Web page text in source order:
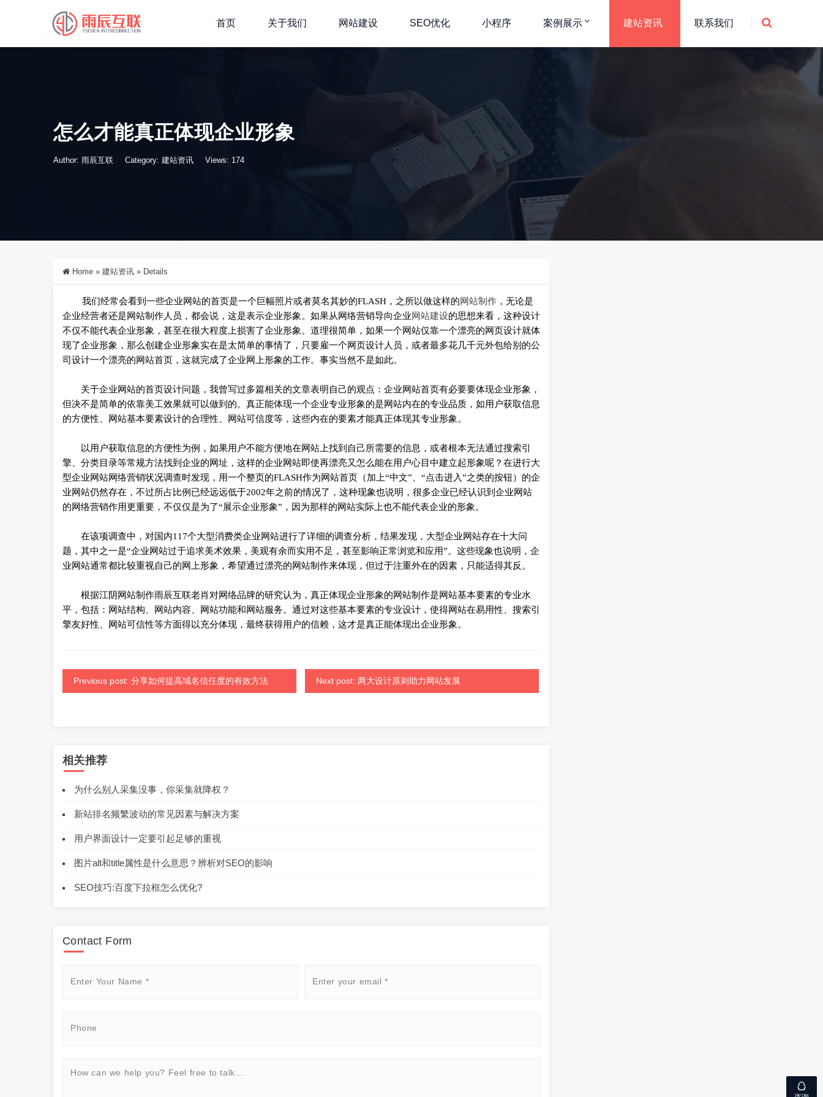
首页 关于我们 网站建设 SEO优化 小程序 案例展示 建站资讯 联系我们
怎么才能真正体现企业形象
Author: 雨辰互联 Category: 建站资讯 Views: 174
Home » 建站资讯 » Details
我们经常会看到一些企业网站的首页是一个巨幅照片或者莫名其妙的FLASH，之所以做这样的网站制作 ，无论是
企业经营者还是网站制作人员，都会说，这是表示企业形象。如果从网络营销导向企业网站建设的思想来看，这种设计
不仅不能代表企业形象，甚至在很大程度上损害了企业形象。道理很简单，如果一个网站仅靠一个漂亮的网页设计就体
现了企业形象，那么创建企业形象实在是太简单的事情了，只要雇一个网页设计人员，或者最多花几千元外包给别的公
司设计一个漂亮的网站首页，这就完成了企业网上形象的工作。事实当然不是如此。
关于企业网站的首页设计问题，我曾写过多篇相关的文章表明自己的观点：企业网站首页有必要要体现企业形象，
但决不是简单的依靠美工效果就可以做到的。真正能体现一个企业专业形象的是网站内在的专业品质，如用户获取信息
的方便性、网站基本要素设计的合理性、网站可信度等，这些内在的要素才能真正体现其专业形象。
以用户获取信息的方便性为例，如果用户不能方便地在网站上找到自己所需要的信息，或者根本无法通过搜索引
擎、分类目录等常规方法找到企业的网址，这样的企业网站即使再漂亮又怎么能在用户心目中建立起形象呢？在进行大
型企业网站网络营销状况调查时发现，用一个整页的FLASH作为网站首页（加上“中文”、“点击进入”之类的按钮）的企
业网站仍然存在，不过所占比例已经远远低于2002年之前的情况了，这种现象也说明，很多企业已经认识到企业网站
的网络营销作用更重要，不仅仅是为了“展示企业形象”，因为那样的网站实际上也不能代表企业的形象。
在该项调查中，对国内117个大型消费类企业网站进行了详细的调查分析，结果发现，大型企业网站存在十大问
题，其中之一是“企业网站过于追求美术效果，美观有余而实用不足，甚至影响正常浏览和应用”。这些现象也说明，企
业网站通常都比较重视自己的网上形象，希望通过漂亮的网站制作来体现，但过于注重外在的因素，只能适得其反。
根据江阴网站制作雨辰互联老肖对网络品牌的研究认为，真正体现企业形象的网站制作是网站基本要素的专业水
平，包括：网站结构、网站内容、网站功能和网站服务。通过对这些基本要素的专业设计，使得网站在易用性、搜索引
擎友好性、网站可信性等方面得以充分体现，最终获得用户的信赖，这才是真正能体现出企业形象。
Previous post: 分享如何提高域名信任度的有效方法 Next post: 两大设计原则助力网站发展
相关推荐
为什么别人采集没事，你采集就降权？
新站排名频繁波动的常见因素与解决方案
用户界面设计一定要引起足够的重视
图片alt和title属性是什么意思？辨析对SEO的影响
SEO技巧:百度下拉框怎么优化?
Contact Form